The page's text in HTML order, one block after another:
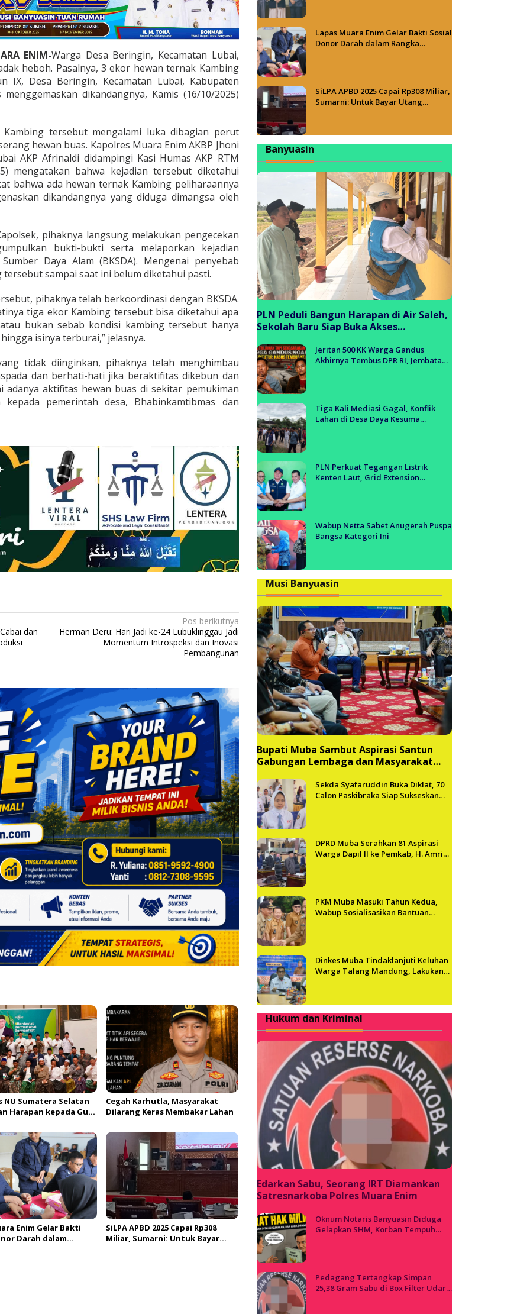
ENIM-Warga Desa Beringin, Kecamatan Lubai,
heboh. Pasalnya, 3 ekor hewan ternak Kambing
IX, Desa Beringin, Kecamatan Lubai, Kabupaten
dikandangnya, Kamis (16/10/2025)
tersebut mengalami luka dibagian perut
hewan buas. Kapolres Muara Enim AKBP Jhoni
AKP Afrinaldi didampingi Kasi Humas AKP RTM
mengatakan bahwa kejadian tersebut diketahui
bahwa ada hewan ternak Kambing peliharaannya
dikandangnya yang diduga dimangsa oleh
pihaknya langsung melakukan pengecekan
bukti-bukti serta melaporkan kejadian
Daya Alam (BKSDA). Mengenai penyebab
sampai saat ini belum diketahui pasti.
pihaknya telah berkoordinasi dengan BKSDA.
tiga ekor Kambing tersebut bisa diketahui apa
bukan sebab kondisi kambing tersebut hanya
isinya terburai,” jelasnya.
tidak diinginkan, pihaknya telah menghimbau
dan berhati-hati jika beraktifitas dikebun dan
adanya aktifitas hewan buas di sekitar pemukiman
pemerintah desa, Bhabinkamtibmas dan
dan
Pos berikutnya
Herman Deru: Hari Jadi ke-24 Lubuklinggau Jadi
Momentum Introspeksi dan Inovasi
Pembangunan
NU Sumatera Selatan
Harapan kepada Gus
Cegah Karhutla, Masyarakat
Dilarang Keras Membakar Lahan
Enim Gelar Bakti
Darah dalam
SiLPA APBD 2025 Capai Rp308
Miliar, Sumarni: Untuk Bayar
Lapas Muara Enim Gelar Bakti Sosial
Donor Darah dalam Rangka
SiLPA APBD 2025 Capai Rp308 Miliar,
Sumarni: Untuk Bayar Utang
Banyuasin
PLN Peduli Bangun Harapan di Air Saleh,
Sekolah Baru Siap Buka Akses
Banyuasin
Jeritan 500 KK Warga Gandus
Akhirnya Tembus DPR RI, Jembatan
Tiga Kali Mediasi Gagal, Konflik
Lahan di Desa Daya Kesuma
PLN Perkuat Tegangan Listrik
Kenten Laut, Grid Extension
Wabup Netta Sabet Anugerah Puspa
Bangsa Kategori Ini
Musi Banyuasin
Bupati Muba Sambut Aspirasi Santun
Gabungan Lembaga dan Masyarakat
Sekda Syafaruddin Buka Diklat, 70
Calon Paskibraka Siap Sukseskan
DPRD Muba Serahkan 81 Aspirasi
Warga Dapil II ke Pemkab, H. Amri
PKM Muba Masuki Tahun Kedua,
Wabup Sosialisasikan Bantuan
Dinkes Muba Tindaklanjuti Keluhan
Warga Talang Mandung, Lakukan
Hukum dan Kriminal
Edarkan Sabu, Seorang IRT Diamankan
Satresnarkoba Polres Muara Enim
Oknum Notaris Banyuasin Diduga
Gelapkan SHM, Korban Tempuh
Pedagang Tertangkap Simpan
25,38 Gram Sabu di Box Filter Udara